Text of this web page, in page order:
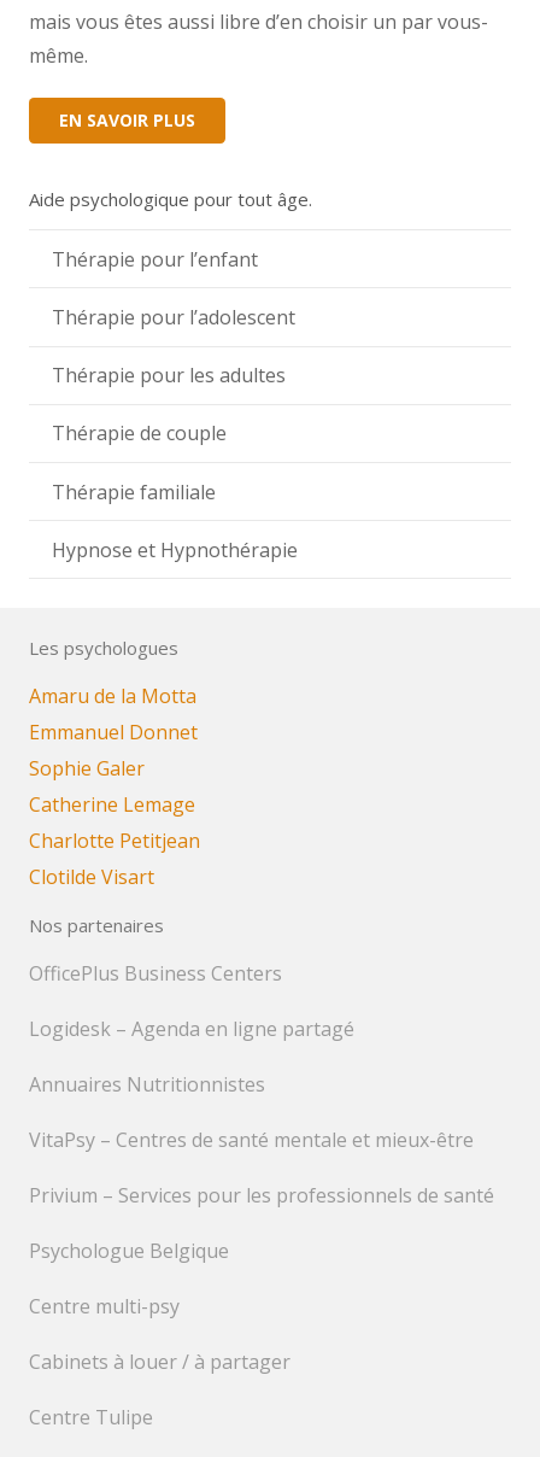
mais vous êtes aussi libre d’en choisir un par vous-
même.
EN SAVOIR PLUS
Aide psychologique pour tout âge.
Thérapie pour l’enfant
Thérapie pour l’adolescent
Thérapie pour les adultes
Thérapie de couple
Thérapie familiale
Hypnose et Hypnothérapie
Les psychologues
Amaru de la Motta
Emmanuel Donnet
Sophie Galer
Catherine Lemage
Charlotte Petitjean
Clotilde Visart
Nos partenaires
OfficePlus Business Centers
Logidesk – Agenda en ligne partagé
Annuaires Nutritionnistes
VitaPsy – Centres de santé mentale et mieux-être
Privium – Services pour les professionnels de santé
Psychologue Belgique
Centre multi-psy
Cabinets à louer / à partager
Centre Tulipe